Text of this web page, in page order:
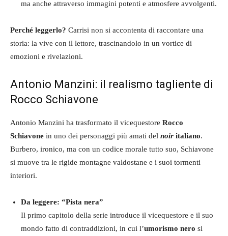
ma anche attraverso immagini potenti e atmosfere avvolgenti.
Perché leggerlo? Carrisi non si accontenta di raccontare una
storia: la vive con il lettore, trascinandolo in un vortice di
emozioni e rivelazioni.
Antonio Manzini: il realismo tagliente di
Rocco Schiavone
Antonio Manzini ha trasformato il vicequestore Rocco
Schiavone in uno dei personaggi più amati del noir italiano.
Burbero, ironico, ma con un codice morale tutto suo, Schiavone
si muove tra le rigide montagne valdostane e i suoi tormenti
interiori.
Da leggere: “Pista nera”
Il primo capitolo della serie introduce il vicequestore e il suo
mondo fatto di contraddizioni, in cui l’umorismo nero si